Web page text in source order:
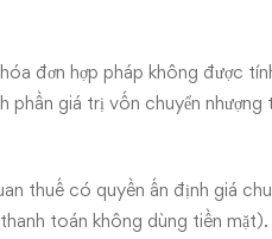
đơn hợp pháp không được
giá trị vốn chuyển nhượng
thuế có quyền ấn định giá
toán không dùng tiền mặt).